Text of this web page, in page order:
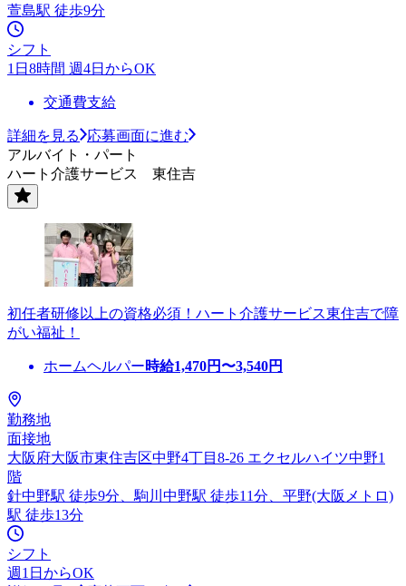
萱島駅 徒歩9分
シフト
1日8時間 週4日からOK
交通費支給
詳細を見る
応募画面に進む
アルバイト・パート
ハート介護サービス 東住吉
初任者研修以上の資格必須！ハート介護サービス東住吉で障
がい福祉！
ホームヘルパー時給1,470円〜3,540円
勤務地
面接地
大阪府大阪市東住吉区中野4丁目8-26 エクセルハイツ中野1
階
針中野駅 徒歩9分、駒川中野駅 徒歩11分、平野(大阪メトロ)
駅 徒歩13分
シフト
週1日からOK